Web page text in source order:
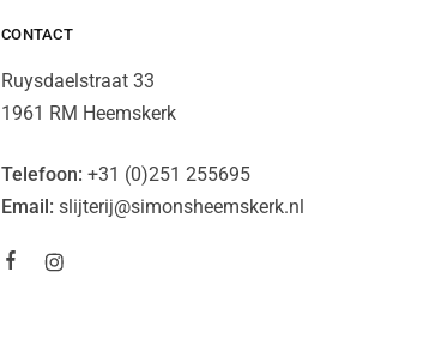
CONTACT
Ruysdaelstraat 33
1961 RM Heemskerk
Telefoon: +31 (0)251 255695
Email: slijterij@simonsheemskerk.nl